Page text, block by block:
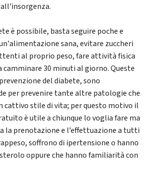
è possibile, basta seguire poche e
sana, evitare zuccheri
al proprio peso, fare attività fisica
camminare 30 minuti al giorno. Queste
del diabete, sono
per prevenire tante altre patologie che
cattivo stile di vita; per questo motivo il
è utile a chiunque lo voglia fare ma
la prenotazione e l’effettuazione a tutti
soffrono di ipertensione o hanno
oppure che hanno familiarità con